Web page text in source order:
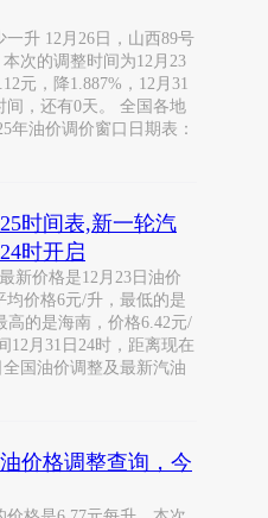
升 12月26日，山西89号
次的调整时间为12月23
元，降1.887%，12月31
间，还有0天。 全国各地
年油价调价窗口日期表：
时间表,新一轮汽
时开启
新价格是12月23日油价
价格6元/升，最低的是
高的是海南，价格6.42元/
12月31日24时，距离现在
国油价调整及最新汽油
价格调整查询，今